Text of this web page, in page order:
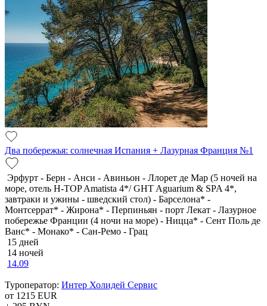
Два побережья: солнечная Испания + Лазурная Франция №1
Эрфурт - Берн - Анси - Авиньон - Ллорет де Мар (5 ночей на
море, отель H-TOP Amatista 4*/ GHT Aguarium & SPA 4*,
завтраки и ужины - шведский стол) - Барселона* -
Монтсеррат* - Жирона* - Перпиньян - порт Лекат - Лазурное
побережье Франции (4 ночи на море) - Ницца* - Сент Поль де
Ванс* - Монако* - Сан-Ремо - Грац
15 дней
14 ночей
14.09
Туроператор: Интер Холидей Сервис
от 1215 EUR